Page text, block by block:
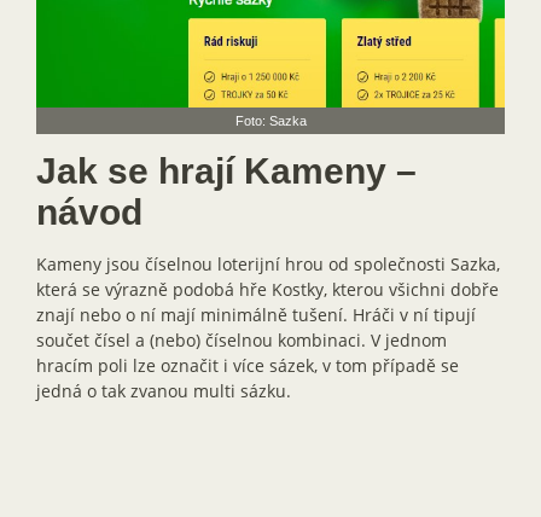
Foto: Sazka
Jak se hrají Kameny –
návod
Kameny jsou číselnou loterijní hrou od společnosti Sazka,
která se výrazně podobá hře Kostky, kterou všichni dobře
znají nebo o ní mají minimálně tušení. Hráči v ní tipují
součet čísel a (nebo) číselnou kombinaci. V jednom
hracím poli lze označit i více sázek, v tom případě se
jedná o tak zvanou multi sázku.